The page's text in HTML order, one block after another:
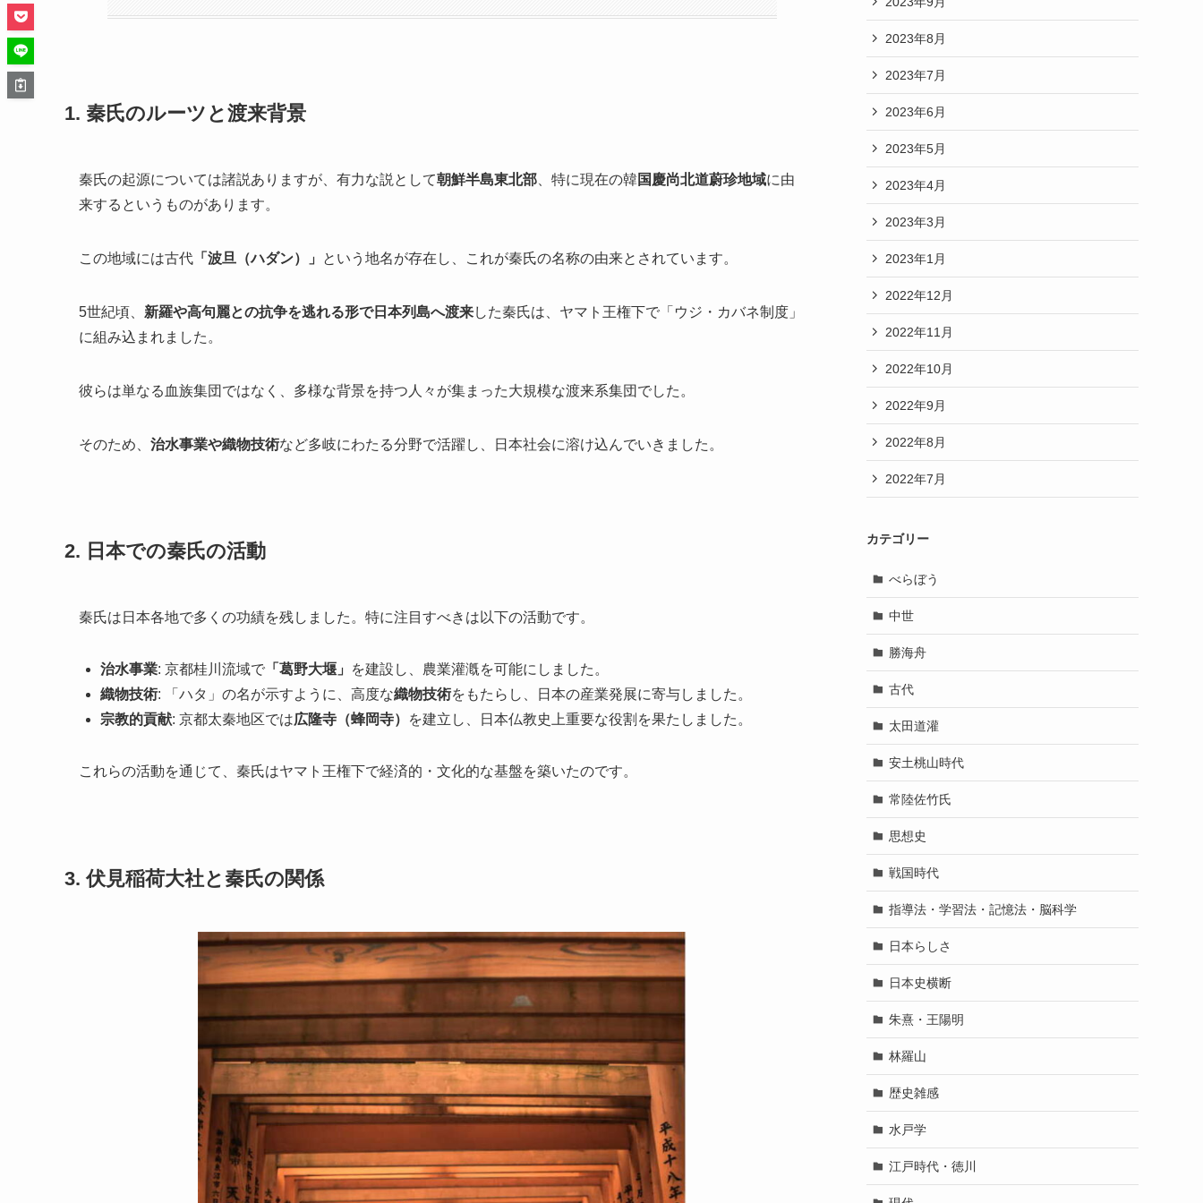
1. 秦氏のルーツと渡来背景
秦氏の起源については諸説ありますが、有力な説として朝鮮半島東北部 、特に現在の韓国慶尚北道蔚珍地域に由
来するというものがあります。
この地域には古代 「波旦（ハダン）」 という地名が存在し、これが秦氏の名称の由来とされています。
5世紀頃、 新羅や高句麗との抗争を逃れる形で日本列島へ渡来した秦氏は、ヤマト王権下で「ウジ・カバネ制度」
に組み込まれました。
彼らは単なる血族集団ではなく、多様な背景を持つ人々が集まった大規模な渡来系集団でした。
そのため、 治水事業や織物技術など多岐にわたる分野で活躍し、日本社会に溶け込んでいきました。
2. 日本での秦氏の活動
秦氏は日本各地で多くの功績を残しました。特に注目すべきは以下の活動です。
治水事業: 京都桂川流域で 「葛野大堰」
を建設し、農業灌漑を可能にしました。
織物技術: 「ハタ」の名が示すように、高度な織物技術をもたらし、日本の産業発展に寄与しました。
宗教的貢献: 京都太秦地区では広隆寺（蜂岡寺） を建立し、日本仏教史上重要な役割を果たしました。
これらの活動を通じて、秦氏はヤマト王権下で経済的・文化的な基盤を築いたのです。
3. 伏見稲荷大社と秦氏の関係
2023年8月
2023年7月
2023年6月
2023年5月
2023年4月
2023年3月
2023年1月
2022年12月
2022年11月
2022年10月
2022年9月
2022年8月
2022年7月
カテゴリー
べらぼう
中世
勝海舟
古代
太田道灌
安土桃山時代
常陸佐竹氏
思想史
戦国時代
指導法・学習法・記憶法・脳科学
日本らしさ
日本史横断
朱熹・王陽明
林羅山
歴史雑感
水戸学
江戸時代・徳川